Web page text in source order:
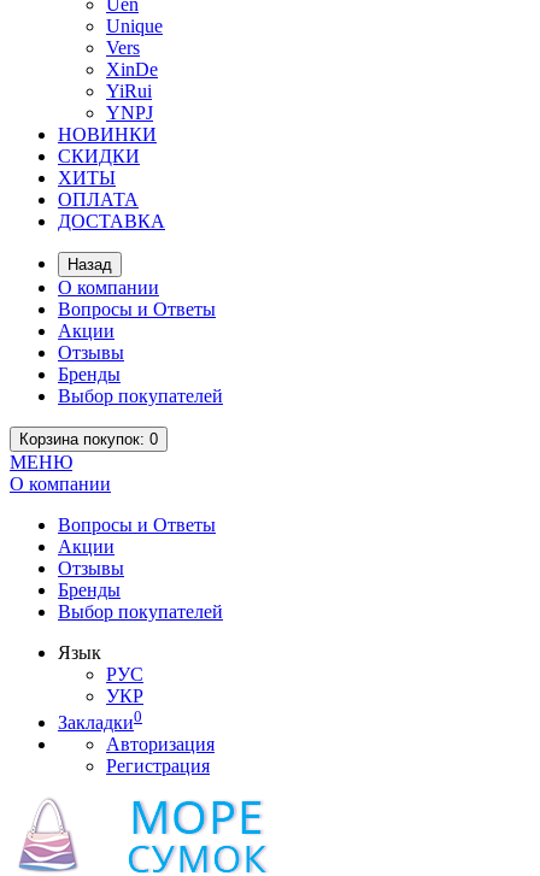
Uen
Unique
Vers
XinDe
YiRui
YNPJ
НОВИНКИ
СКИДКИ
ХИТЫ
ОПЛАТА
ДОСТАВКА
Назад
О компании
Вопросы и Ответы
Акции
Отзывы
Бренды
Выбор покупателей
Корзинапокупок: 0
МЕНЮ
О компании
Вопросы и Ответы
Акции
Отзывы
Бренды
Выбор покупателей
Язык
РУС
УКР
Закладки0
Авторизация
Регистрация